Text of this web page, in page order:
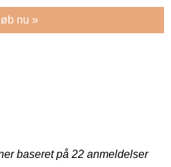
nu »
baseret på 22 anmeldelser